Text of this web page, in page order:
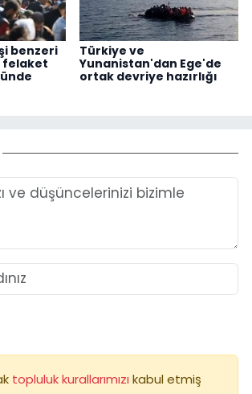
benzeri
felaket
Türkiye ve
Yunanistan'dan Ege'de
ortak devriye hazırlığı
topluluk kurallarımızı kabul etmiş